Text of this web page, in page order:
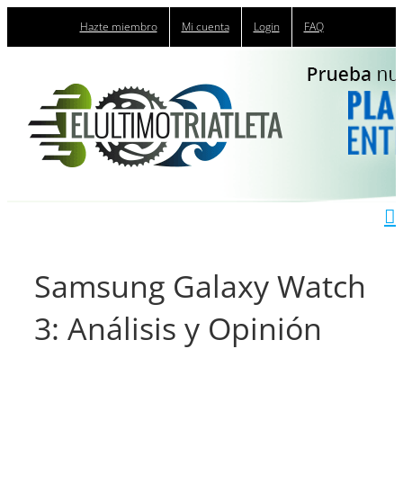
Hazte miembro Mi cuenta Login FAQ
Samsung Galaxy Watch
3: Análisis y Opinión